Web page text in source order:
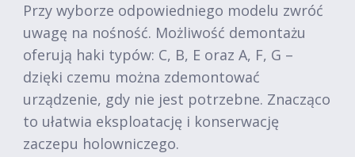
Przy wyborze odpowiedniego modelu zwróć
uwagę na nośność. Możliwość demontażu
oferują haki typów: C, B, E oraz A, F, G –
dzięki czemu można zdemontować
urządzenie, gdy nie jest potrzebne. Znacząco
to ułatwia eksploatację i konserwację
zaczepu holowniczego.